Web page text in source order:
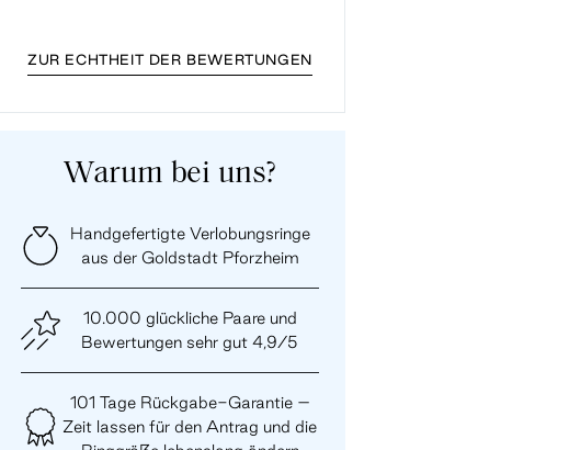
ZUR ECHTHEIT DER BEWERTUNGEN
Warum bei uns?
Handgefertigte Verlobungsringe
aus der Goldstadt Pforzheim
10.000 glückliche Paare und
Bewertungen sehr gut 4,9/5
101 Tage Rückgabe-Garantie –
Zeit lassen für den Antrag und die